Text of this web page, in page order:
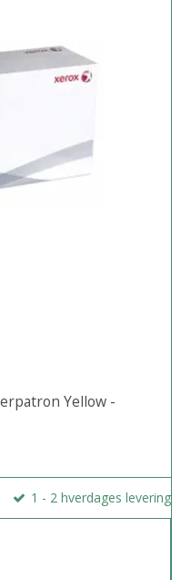
Yellow -
1 - 2 hverdages levering